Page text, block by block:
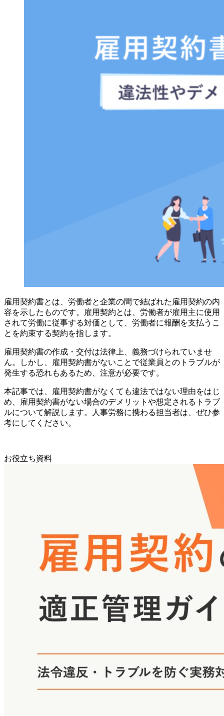
雇用契約書とは、労働者と企業の間で結ばれた雇用契約の内
容を示したものです。雇用契約とは、労働者が雇用主に使用
されて労働に従事する対価として、労働者に報酬を支払うこ
とを約束する契約を指します。
雇用契約書の作成・交付は法律上、義務づけられていませ
ん。しかし、雇用契約書がないことで従業員とのトラブルが
発生する恐れもあるため、注意が必要です。
本記事では、雇用契約書がなくても違法ではない理由をはじ
め、雇用契約書がない場合のデメリットや想定されるトラブ
ルについて解説します。人事労務に携わる担当者は、ぜひ参
考にしてください。
お役立ち資料